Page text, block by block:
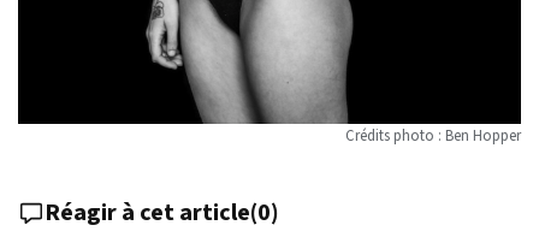
Crédits photo : Ben Hopper
Réagir à cet article(0)